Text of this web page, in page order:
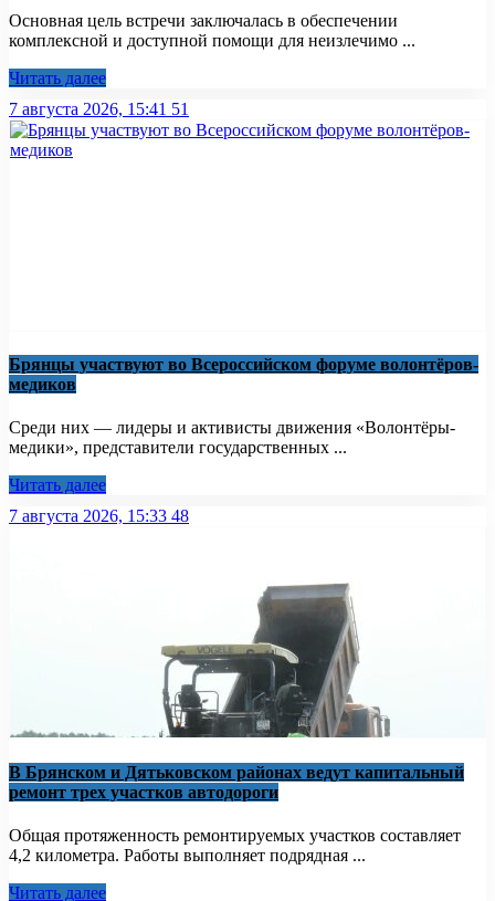
Основная цель встречи заключалась в обеспечении
комплексной и доступной помощи для неизлечимо ...
Читать далее
7 августа 2026, 15:41 51
Брянцы участвуют во Всероссийском форуме волонтёров-
медиков
Среди них — лидеры и активисты движения «Волонтёры-
медики», представители государственных ...
Читать далее
7 августа 2026, 15:33 48
В Брянском и Дятьковском районах ведут капитальный
ремонт трех участков автодороги
Общая протяженность ремонтируемых участков составляет
4,2 километра. Работы выполняет подрядная ...
Читать далее